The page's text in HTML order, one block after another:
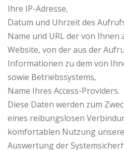
Ihre IP-Adresse,
Datum und Uhrzeit des
Name und URL der von
Website, von der aus der
Informationen zu dem von
sowie Betriebssystems,
Name Ihres Access-Providers.
Diese Daten werden zum
eines reibungslosen
komfortablen Nutzung
Auswertung der